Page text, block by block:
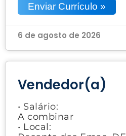
Enviar Currículo »
6 de agosto de 2026
Vendedor(a)
• Salário:
A combinar
• Local: